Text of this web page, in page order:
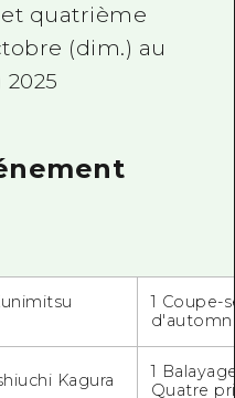
quatrième
(dim.) au
1 Coupe-
Kagura
1
Quatre